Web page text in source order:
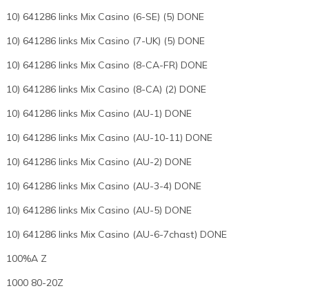
10) 641286 links Mix Casino (6-SE) (5) DONE
10) 641286 links Mix Casino (7-UK) (5) DONE
10) 641286 links Mix Casino (8-CA-FR) DONE
10) 641286 links Mix Casino (8-CA) (2) DONE
10) 641286 links Mix Casino (AU-1) DONE
10) 641286 links Mix Casino (AU-10-11) DONE
10) 641286 links Mix Casino (AU-2) DONE
10) 641286 links Mix Casino (AU-3-4) DONE
10) 641286 links Mix Casino (AU-5) DONE
10) 641286 links Mix Casino (AU-6-7chast) DONE
100%A Z
1000 80-20Z